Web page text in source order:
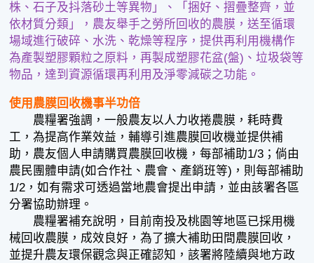
株、石子及抖落砂土等異物」、「捆好、摺疊整齊，並
依材質分類」，農友舉手之勞所回收的農膜，送至循環
場域進行破碎、水洗、乾燥等程序，提供再利用機構作
為產製塑膠顆粒之原料，再製成塑膠花盆(盤)、垃圾袋等
物品，達到資源循環再利用及淨零減碳之功能。
使用農膜回收機事半功倍
農糧署強調，一般農友以人力收捲農膜，耗時費
工，為提高作業效益，輔導引進農膜回收機並提供補
助，農友個人申請購買農膜回收機，每部補助1/3；倘由
農民團體申請(如合作社、農會、產銷班等)，則每部補助
1/2，如有需求可透過當地農會提出申請，並由該署各區
分署協助辦理。
農糧署補充說明，目前南投及桃園等地區已採用機
械回收農膜，成效良好，為了擴大補助田間農膜回收，
並提升農友環保觀念與正確認知，該署將陸續與地方政